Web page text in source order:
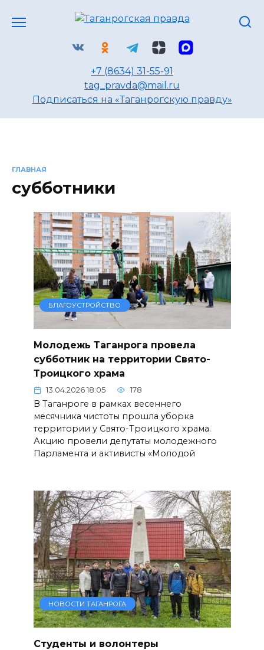
+7 (8634) 31-55-91
tag_pravda@mail.ru
Подписаться на «Таганрогскую правду»
ГЛАВНАЯ
субботники
БЛАГОУСТРОЙСТВО
Молодежь Таганрога провела
субботник на территории Свято-
Троицкого храма
13.04.2026 18:05 178
В Таганроге в рамках весеннего
месячника чистоты прошла уборка
территории у Свято-Троицкого храма.
Акцию провели депутаты молодежного
Парламента и активисты «Молодой
НОВОСТИ ТАГАНРОГА
Студенты и волонтеры